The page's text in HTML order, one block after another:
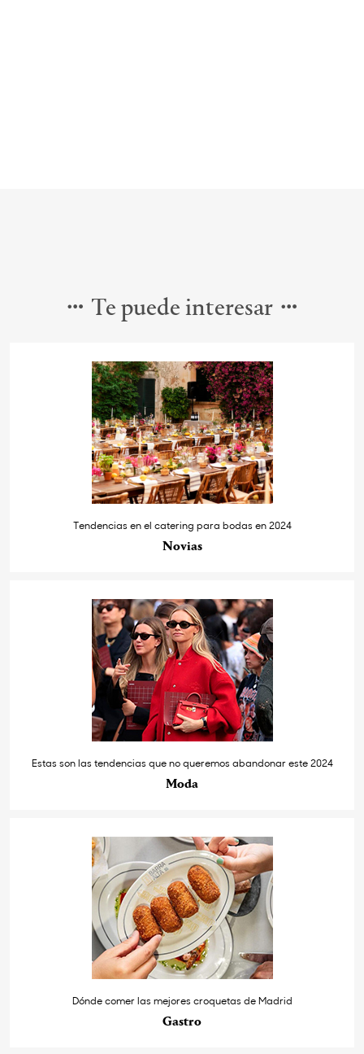
Te puede interesar
Tendencias en el catering para bodas en 2024
Novias
Estas son las tendencias que no queremos abandonar este 2024
Moda
Dónde comer las mejores croquetas de Madrid
Gastro